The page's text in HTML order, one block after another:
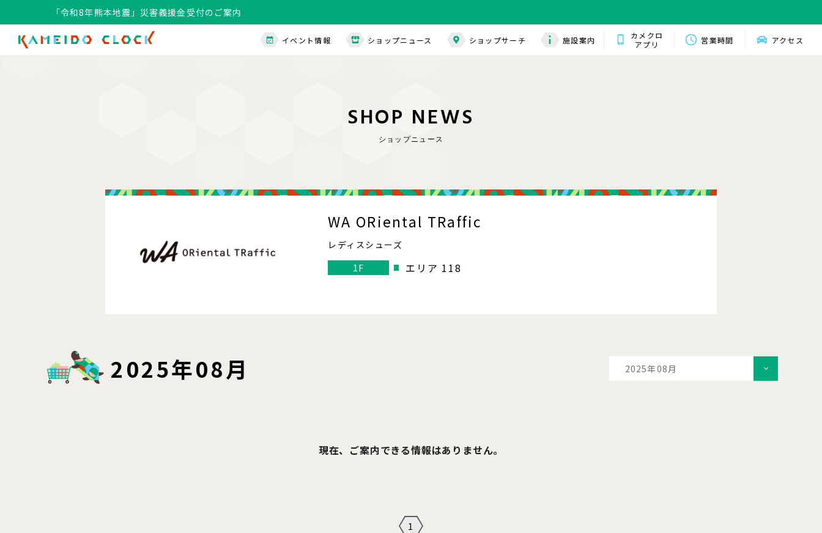
「令和8年熊本地震」災害義援金受付のご案内
イベント情報 ショップニュース ショップサーチ 施設案内
カメクロ
アプリ
営業時間 アクセス
SHOP NEWS
ショップニュース
WA ORiental TRaffic
レディスシューズ
1F
エリア 118
2025年08月
2025年08月
現在、ご案内できる情報はありません。
1